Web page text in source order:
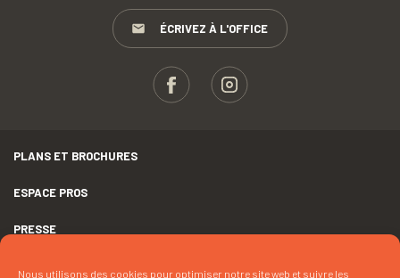
Nous utilisons des cookies pour optimiser notre site web et suivre les
ÉCRIVEZ À L'OFFICE
PLANS ET BROCHURES
ESPACE PROS
PRESSE